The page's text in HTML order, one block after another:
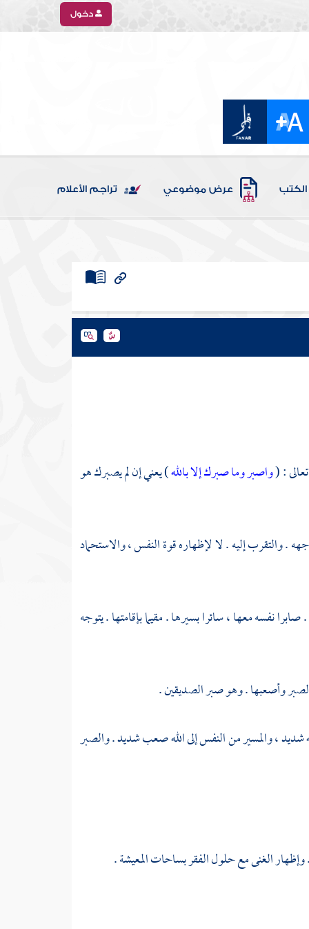
دخول
الكتب عرض موضوعي تراجم الأعلام
: (واصبر وما صبرك إلا بالله) يعني إن لم يصبرك هو
. والتقرب إليه . لا لإظهاره قوة النفس ، والاستحماد
نفسه معها ، سائرا بسيرها . مقيما بإقامتها . يتوجه
وأصعبها . وهو صبر الصديقين .
شديد ، والمسير من النفس إلى الله صعب شديد . والصبر
الغنى مع حلول الفقر بساحات المعيشة .